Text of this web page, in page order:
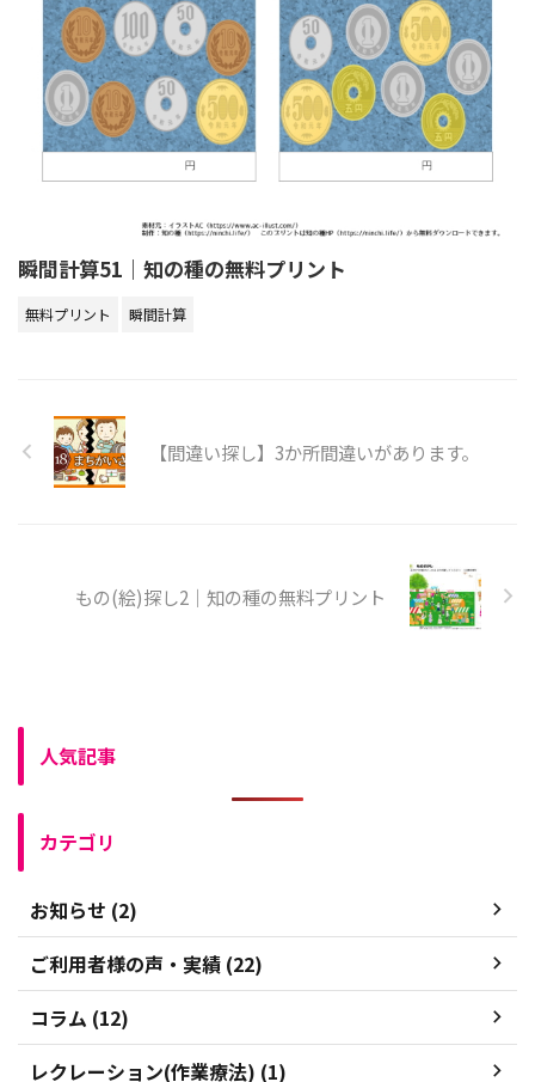
瞬間計算51｜知の種の無料プリント
無料プリント 瞬間計算
【間違い探し】3か所間違いがあります。
もの(絵)探し2｜知の種の無料プリント
人気記事
カテゴリ
お知らせ (2)
ご利用者様の声・実績 (22)
コラム (12)
レクレーション(作業療法) (1)